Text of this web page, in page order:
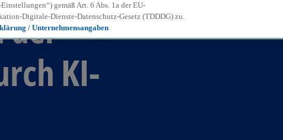
der
KI-
gemäß Art. 6 Abs. 1a der EU-
Digitale-Dienste-Datenschutz-Gesetz (TDDDG) zu.
/ Unternehmensangaben